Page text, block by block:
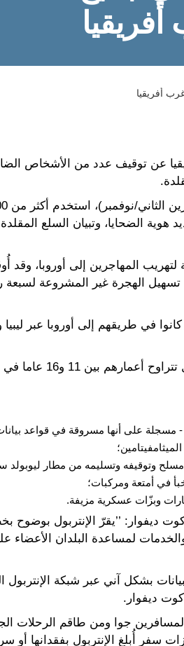
أفريقيا
عن توقيف عدد من الأشخاص
لتهريب المهاجرين إلى أوروبا،
10 رجال من ضحايا الاتجار كانوا في طريقهم إلى
وفي مركز داكولا الحدودي
وتوقيفه وتسليمه من مطار ليوبولد
وبزّات عسكرية مزيفة.
ديفوار: ’’يقرّ الإنتربول بوضوح
لمساعدة البلدان الأعضاء
بشكل آني عبر شبكة
ديفوار.
المسافرين جوا ومن طاقم
سفر أُبلغ الإنتربول بفقدانها أو